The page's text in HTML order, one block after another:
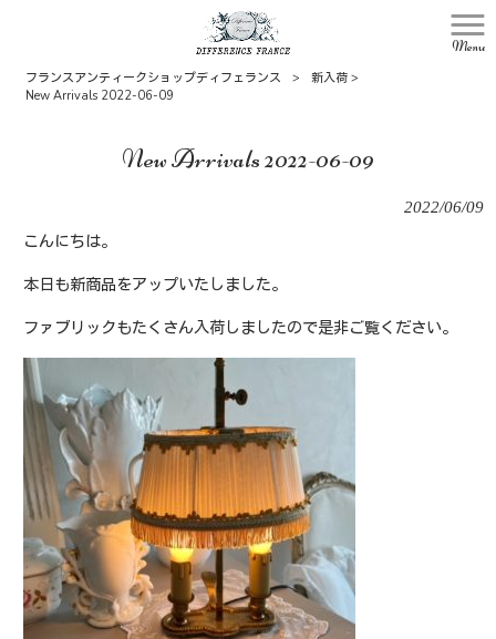
Menu
フランスアンティークショップディフェランス > 新入荷 >
New Arrivals 2022-06-09
New Arrivals 2022-06-09
2022/06/09
こんにちは。
本日も新商品をアップいたしました。
ファブリックもたくさん入荷しましたので是非ご覧ください。